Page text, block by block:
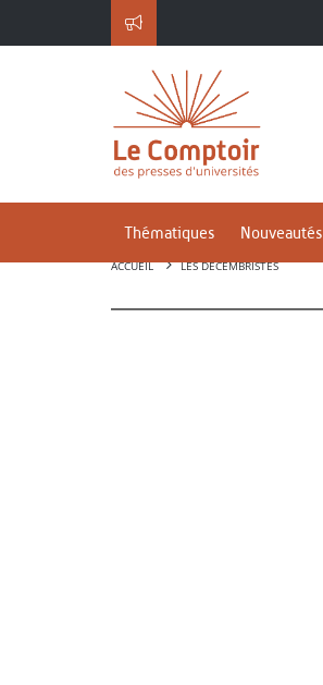
Thématiques Nouveautés
ACCUEIL LES DÉCEMBRISTES